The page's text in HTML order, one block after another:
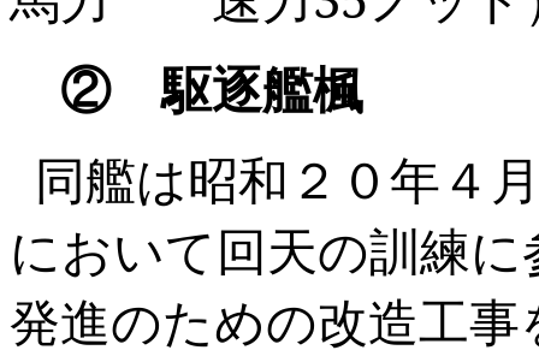
② 駆逐艦楓
同艦は昭和２０年４
において回天の訓練
発進のための改造工